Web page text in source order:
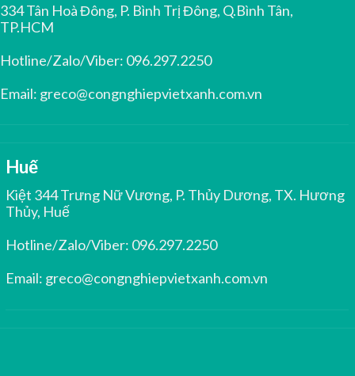
334 Tân Hoà Đông, P. Bình Trị Đông, Q.Bình Tân,
TP.HCM
Hotline/Zalo/Viber: 096.297.2250
Email: greco@congnghiepvietxanh.com.vn
Huế
Kiệt 344 Trưng Nữ Vương, P. Thủy Dương, TX. Hương
Thủy, Huế
Hotline/Zalo/Viber: 096.297.2250
Email: greco@congnghiepvietxanh.com.vn